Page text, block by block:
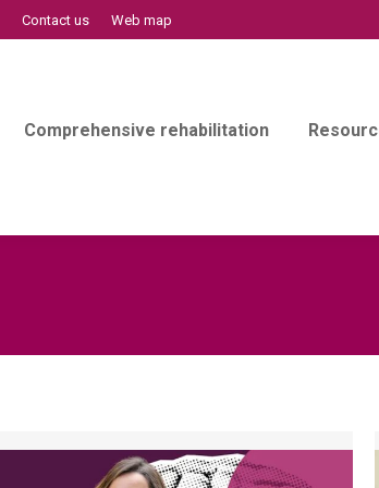
Contact us Web map
Comprehensive rehabilitation